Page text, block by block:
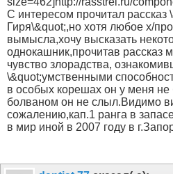
С интересом прочитал рассказ
Гиря\&quot;,но хотя любое х/
вымысла,хочу высказать
однокашник,прочитав рассказ
чувство злорадства,
\&quot;умственными
в особых корешах он у меня
болваном он не слыл.Видимо
сожалению,кап.1 ранга в
в мир иной в 2007 году в